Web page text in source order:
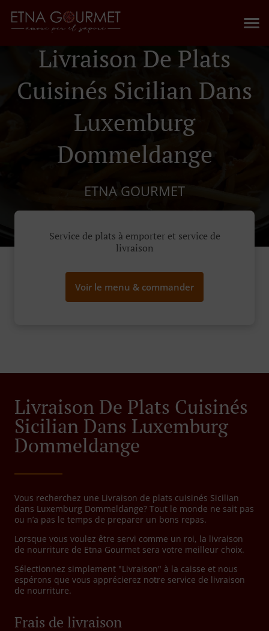
Livraison De Plats
Cuisinés Sicilian Dans
Luxemburg
Dommeldange
ETNA GOURMET
Service de plats à emporter et service de
livraison
Voir le menu & commander
Livraison De Plats Cuisinés
Sicilian Dans Luxemburg
Dommeldange
Vous recherchez une Livraison de plats cuisinés Sicilian
dans Luxemburg Dommeldange? Tout le monde ne sait pas
ou n’a pas le temps de preparer un bons repas.
Lorsque vous voulez être servi comme un roi, la livraison
de nourriture de Etna Gourmet sera votre meilleur choix.
Sélectionnez simplement "Livraison" à la caisse et nous
espérons que vous apprécierez notre service de livraison
de nourriture.
Frais de livraison